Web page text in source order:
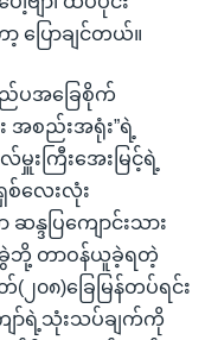
ပြောချင်တယ်။
ည်ပအခြေစိုက်
း အစည်းအရုံး”ရဲ့
းကြီးအေးမြင့်ရဲ့
စ်လေးလုံး
န္ဒပြကျောင်းသား
ခွဲဘို့ တာဝန်ယူခဲ့ရတဲ့
၀၈)ခြေမြန်တပ်ရင်း
ော်ရဲ့သုံးသပ်ချက်ကို